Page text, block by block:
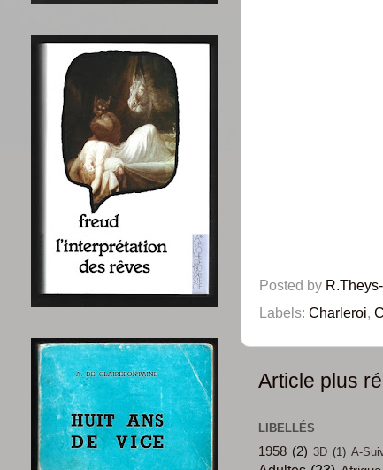
Posted by
Labels: Charleroi,
Article plus
LIBELLÉS
1958 (2) 3D (1) A-